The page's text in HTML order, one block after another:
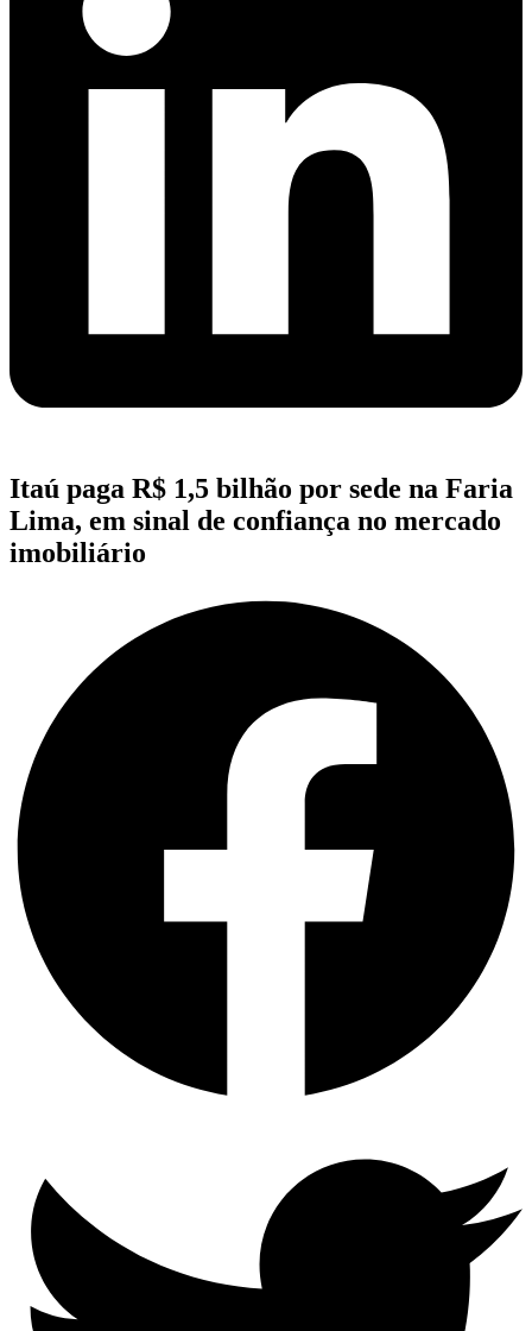
Itaú paga R$ 1,5 bilhão por sede na Faria
Lima, em sinal de confiança no mercado
imobiliário